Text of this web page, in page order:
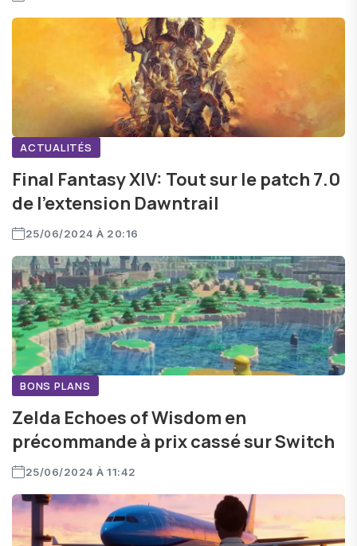
ACTUALITÉS
Final Fantasy XIV: Tout sur le patch 7.0
de l'extension Dawntrail
25/06/2024 À 20:16
BONS PLANS
Zelda Echoes of Wisdom en
précommande à prix cassé sur Switch
25/06/2024 À 11:42